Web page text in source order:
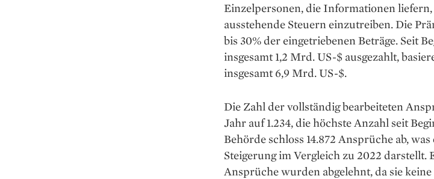
Einzelpersonen, die Informationen
ausstehende Steuern einzutreiben. Die
bis 30% der eingetriebenen Beträge. Seit
insgesamt 1,2 Mrd. US-$ ausgezahlt,
insgesamt 6,9 Mrd. US-$.
Die Zahl der vollständig bearbeiteten
Jahr auf 1.234, die höchste Anzahl seit
Behörde schloss 14.872 Ansprüche ab,
Steigerung im Vergleich zu 2022 darstellt.
Ansprüche wurden abgelehnt, da sie